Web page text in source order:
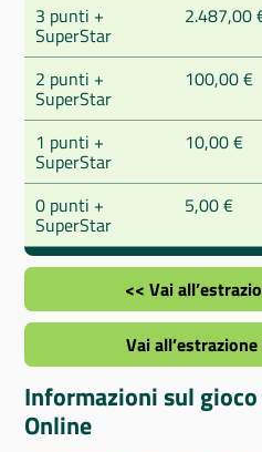
3 punti +
SuperStar
2.487,00
2 punti +
SuperStar
100,00 €
1 punti +
SuperStar
10,00 €
0 punti +
SuperStar
5,00 €
<< Vai
Vai
Informazioni sul
Online